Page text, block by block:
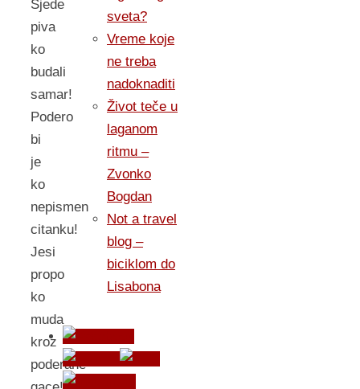
Sjede
piva
ko
budali
samar!
Podero
bi
je
ko
nepismen
citanku!
Jesi
propo
ko
muda
kroz
poderane
sveta?
Vreme koje
ne treba
nadoknaditi
Život teče u
laganom
ritmu –
Zvonko
Bogdan
Not a travel
blog –
biciklom do
Lisabona